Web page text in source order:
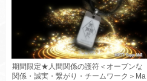
期間限定★人間関係の護符＜オープンな
関係・誠実・繋がり・チームワーク＞Ma